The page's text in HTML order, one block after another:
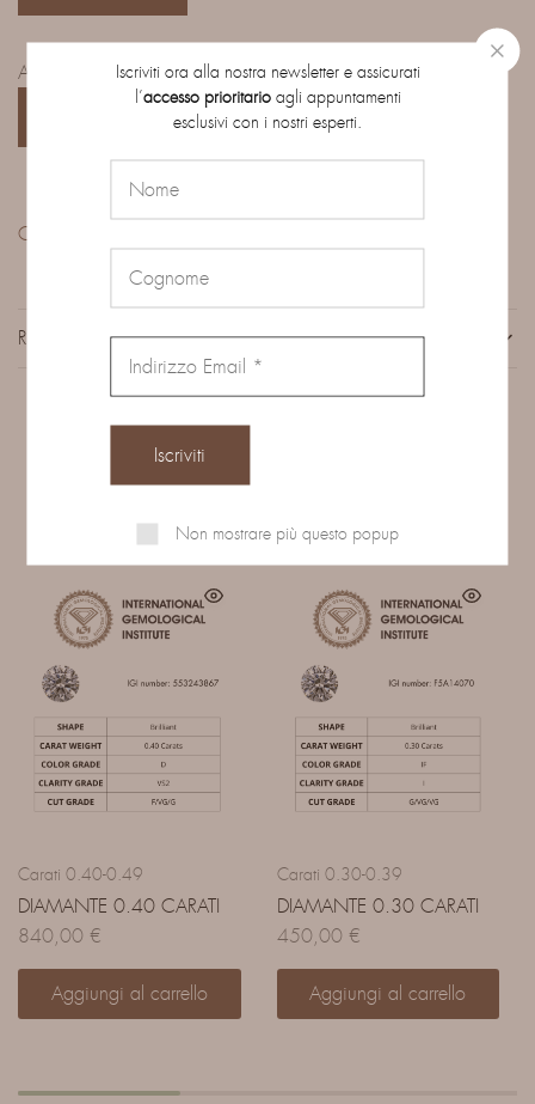
Accedi al catalogo completo dei diamanti su ordinazione:
Condividi:
RECENSIONI (0)
Carati 0.40-0.49
DIAMANTE 0.40 CARATI
840,00 €
Aggiungi al carrello
Carati 0.30-0.39
DIAMANTE 0.30 CARATI
450,00 €
Aggiungi al carrello
Iscriviti ora alla nostra newsletter e assicurati
l’accesso prioritarioagli appuntamenti
esclusivi con i nostri esperti.
Non mostrare più questo popup